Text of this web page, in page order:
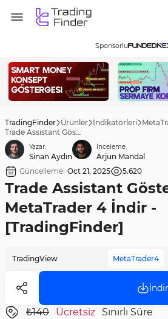
Sponsorlu
TradingFinder Ürünler İndikatörleri
Trade Assistant Göstergesi MetaTrader 4 İndir - [TradingFinder]
Yazar:
Sinan Aydın
İnceleme:
Arjun Mandal
Güncelleme: Oct 21, 2025 5.620
Trade Assistant
MetaTrader 4 İndir -
[TradingFinder]
TradingView MetaTrader4
İndir
₺140 Ücretsiz Sınırlı Süre